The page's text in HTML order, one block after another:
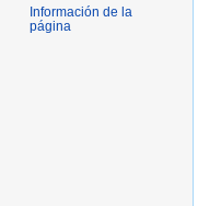
Información de la
página